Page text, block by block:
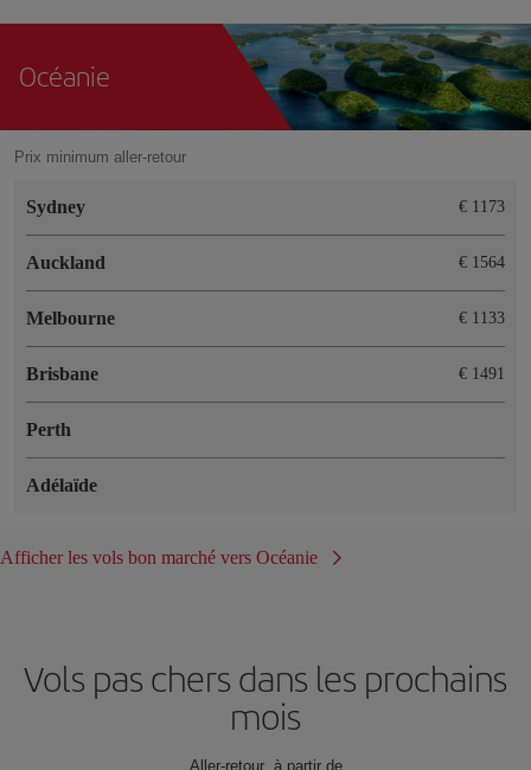
Océanie
Prix minimum aller-retour
Sydney € 1173
Auckland € 1564
Melbourne € 1133
Brisbane € 1491
Perth
Adélaïde
Afficher les vols bon marché vers Océanie
Vols pas chers dans les prochains
mois
Aller-retour à partir de